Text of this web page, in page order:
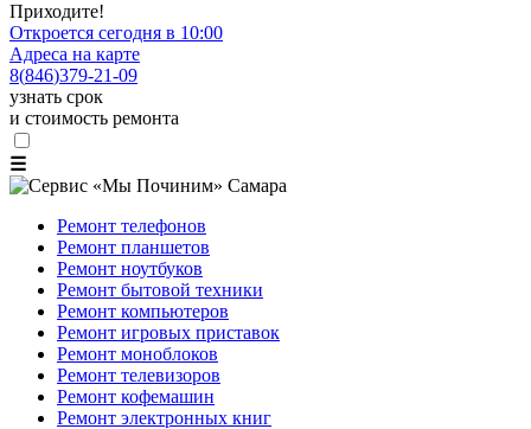
Приходите!
Откроется сегодня в 10:00
Адреса на карте
8(846)379-21-09
узнать срок
и стоимость ремонта
☰
Ремонт телефонов
Ремонт планшетов
Ремонт ноутбуков
Ремонт бытовой техники
Ремонт компьютеров
Ремонт игровых приставок
Ремонт моноблоков
Ремонт телевизоров
Ремонт кофемашин
Ремонт электронных книг